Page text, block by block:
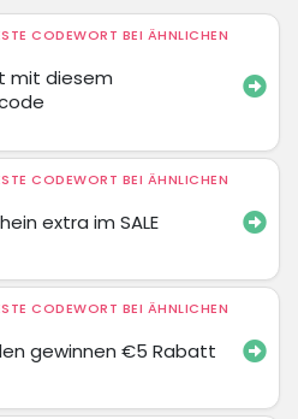
CODEWORT BEI ÄHNLICHEN
mit diesem
CODEWORT BEI ÄHNLICHEN
extra im SALE
CODEWORT BEI ÄHNLICHEN
gewinnen €5 Rabatt